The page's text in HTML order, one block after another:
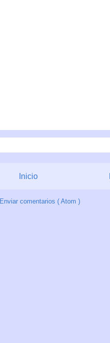
Inicio
Enviar comentarios ( Atom )